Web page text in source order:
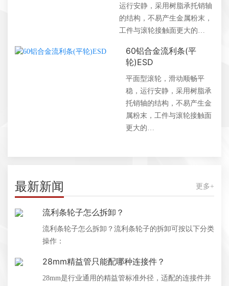
运行安静，采用树脂承托销轴
的结构，不易产生金属粉末，
工件与滚轮接触面更大的…
60铝合金流利条(平
轮)ESD
平面型滚轮，滑动顺畅平
稳，运行安静，采用树脂承
托销轴的结构，不易产生金
属粉末，工件与滚轮接触面
更大的…
最新新闻 更多+
流利条轮子怎么拆卸？
流利条轮子怎么拆卸？流利条轮子的拆卸可按以下分类
操作：
28mm精益管只能配哪种连接件？
28mm是行业通用的精益管标准外径，适配的连接件并